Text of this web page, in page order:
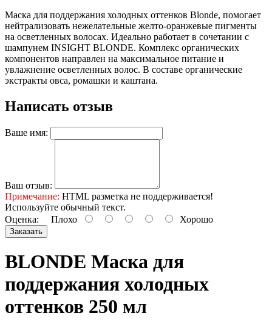
Маска для поддержания холодных оттенков Blonde, помогает
нейтрализовать нежелательные желто-оранжевые пигменты
на осветленных волосах. Идеально работает в сочетании с
шампунем INSIGHT BLONDE. Комплекс органических
компонентов направлен на максимальное питание и
увлажнение осветленных волос. В составе органические
экстракты овса, ромашки и каштана.
Написать отзыв
Ваше имя:
Ваш отзыв:
Примечание: HTML разметка не поддерживается!
Используйте обычный текст.
Оценка: Плохо Хорошо
Заказать
BLONDE Маска для
поддержания холодных
оттенков 250 мл